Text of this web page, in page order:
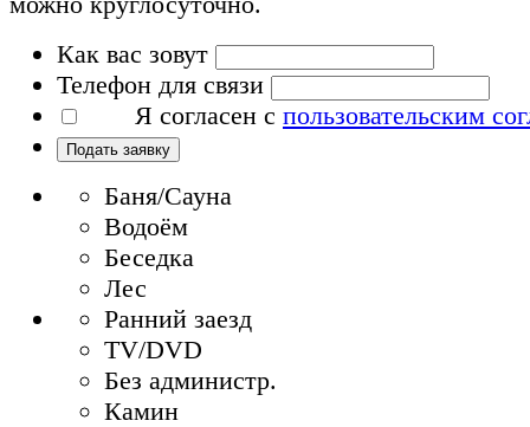
Как вас зовут
Телефон для связи
Я согласен с пользовательским
Подать заявку
Баня/Сауна
Водоём
Беседка
Лес
Ранний заезд
TV/DVD
Без администр.
Камин